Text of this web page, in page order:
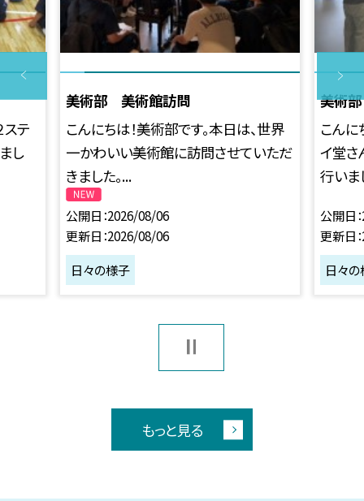
ステ
し
美術部 美術館訪問
こんにちは！美術部です。本日は、世界
一かわいい美術館に訪問させていただ
きました。...
公開日 2026/08/06
更新日 2026/08/06
日々の様子
美術
こんに
イ堂さ
行いま
公開日
更新日
日々
もっと見る